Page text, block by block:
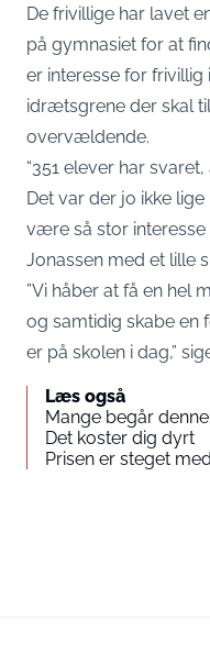
De frivillige har lavet
på gymnasiet for at
er interesse for
idrætsgrene der skal
overvældende.
“351 elever har
Det var der jo ikke
være så stor interesse
Jonassen med et lille
”Vi håber at få en hel
og samtidig skabe en
er på skolen i dag,”
Læs også
Mange begår
Det koster dig dyrt
Prisen er steget